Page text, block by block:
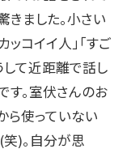
ました。小さい
コイイ人」「すご
して近距離で話し
す。室伏さんのお
ら使っていない
)。自分が思